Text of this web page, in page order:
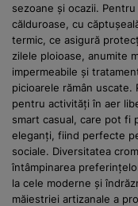
sezoane și ocazii.
călduroase, cu
termic, ce asigură
zilele ploioase, anumite
impermeabile și
picioarele rămân
pentru activități în aer
smart casual, care pot fi
eleganți, fiind perfecte
sociale. Diversitatea
întâmpinarea
la cele moderne și
măiestriei artizanale a